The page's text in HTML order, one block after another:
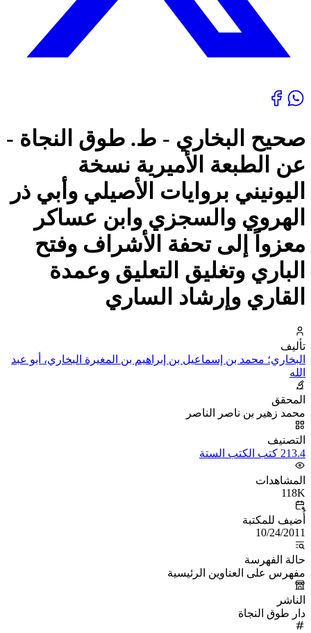
صحيح البخاري - ط. طوق النجاة -
عن الطبعة الأميرية نسخة
اليونيني بروايات الأصيلي وأبي ذر
الهروي والسجزي وابن عساكر
معزواً إلى تحفة الأشراف وفتح
الباري وتغليق التعليق وعمدة
القاري وإرشاد الساري
تأليف
البخاري؛ محمد بن إسماعيل بن إبراهيم بن المغيرة البخاري، أبو عبد
الله
المحقق
محمد زهير بن ناصر الناصر
التصنيف
213.4 كتب الكتب الستة
المشاهدات
118K
أُضيف للمكتبة
10/24/2011
حالة الفهرسة
مفهرس على العناوين الرئيسية
الناشر
دار طوق النجاة